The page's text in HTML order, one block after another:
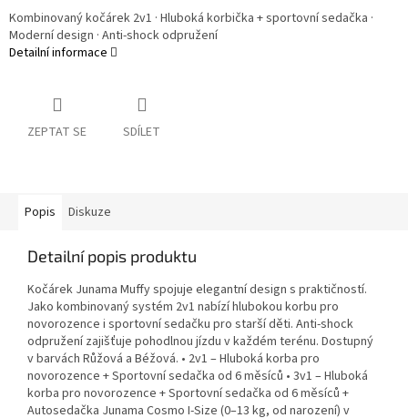
Kombinovaný kočárek 2v1 · Hluboká korbička + sportovní sedačka ·
Moderní design · Anti-shock odpružení
Detailní informace
ZEPTAT SE SDÍLET
Popis Diskuze
Detailní popis produktu
Kočárek Junama Muffy spojuje elegantní design s praktičností.
Jako kombinovaný systém 2v1 nabízí hlubokou korbu pro
novorozence i sportovní sedačku pro starší děti. Anti-shock
odpružení zajišťuje pohodlnou jízdu v každém terénu. Dostupný
v barvách Růžová a Béžová. • 2v1 – Hluboká korba pro
novorozence + Sportovní sedačka od 6 měsíců • 3v1 – Hluboká
korba pro novorozence + Sportovní sedačka od 6 měsíců +
Autosedačka Junama Cosmo I-Size (0–13 kg, od narození) v